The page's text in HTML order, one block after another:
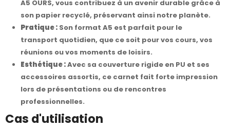
A5 OURS, vous contribuez à un avenir durable grâce à
son papier recyclé, préservant ainsi notre planète.
Pratique : Son format A5 est parfait pour le
transport quotidien, que ce soit pour vos cours, vos
réunions ou vos moments de loisirs.
Esthétique :Avec sa couverture rigide en PU et ses
accessoires assortis, ce carnet fait forte impression
lors de présentations ou de rencontres
professionnelles.
Cas d'utilisation